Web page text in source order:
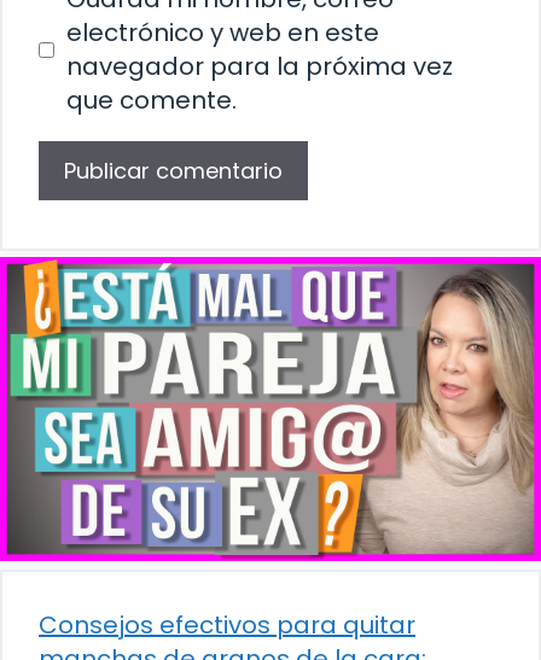
electrónico y web en este
navegador para la próxima vez
que comente.
Consejos efectivos para quitar